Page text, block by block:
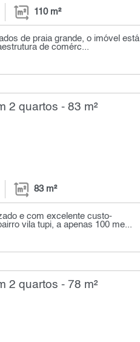
110 m²
de praia grande, o imóvel está
de comérc...
2 quartos - 83 m²
83 m²
e com excelente custo-
vila tupi, a apenas 100 me...
2 quartos - 78 m²